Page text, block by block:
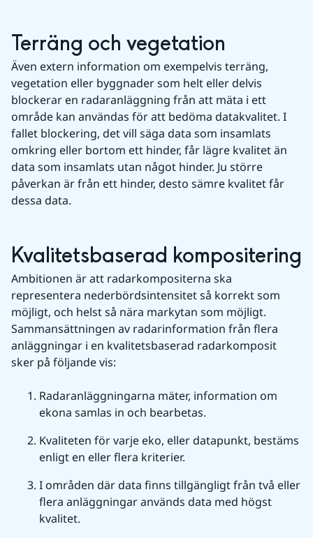
Terräng och vegetation
Även extern information om exempelvis terräng,
vegetation eller byggnader som helt eller delvis
blockerar en radaranläggning från att mäta i ett
område kan användas för att bedöma datakvalitet. I
fallet blockering, det vill säga data som insamlats
omkring eller bortom ett hinder, får lägre kvalitet än
data som insamlats utan något hinder. Ju större
påverkan är från ett hinder, desto sämre kvalitet får
dessa data.
Kvalitetsbaserad kompositering
Ambitionen är att radarkompositerna ska
representera nederbördsintensitet så korrekt som
möjligt, och helst så nära markytan som möjligt.
Sammansättningen av radarinformation från flera
anläggningar i en kvalitetsbaserad radarkomposit
sker på följande vis:
Radaranläggningarna mäter, information om
ekona samlas in och bearbetas.
Kvaliteten för varje eko, eller datapunkt, bestäms
enligt en eller flera kriterier.
I områden där data finns tillgängligt från två eller
flera anläggningar används data med högst
kvalitet.